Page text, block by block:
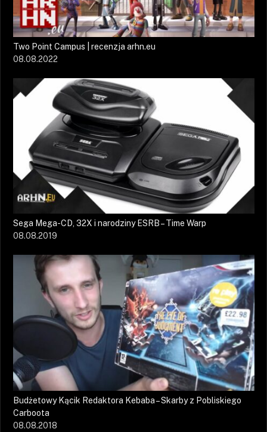
Two Point Campus | recenzja arhn.eu
08.08.2022
Sega Mega-CD, 32X i narodziny ESRB – Time Warp
08.08.2019
Budżetowy Kącik Redaktora Kebaba – Skarby z Pobliskiego
Carboota
08.08.2018